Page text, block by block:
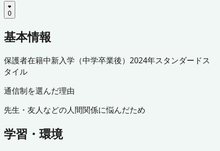
0
基本情報
保護者在籍中新入学（中学卒業後） 2024年スタンダードス
タイル
通信制を選んだ理由
先生・友人などの人間関係に悩んだため
学習・環境